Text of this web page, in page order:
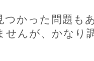
つかった問題も
せんが、かなり